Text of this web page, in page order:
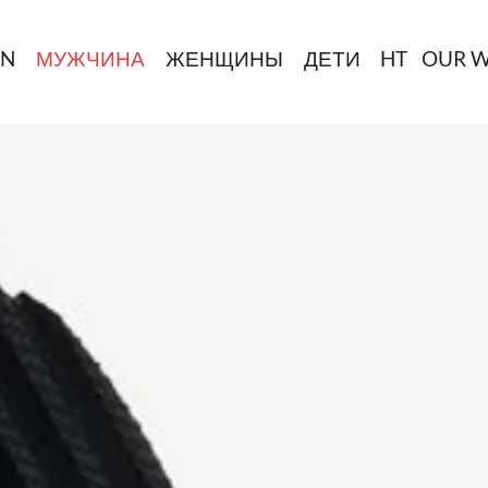
МУЖЧИНА ЖЕНЩИНЫ ДЕТИ HT OUR